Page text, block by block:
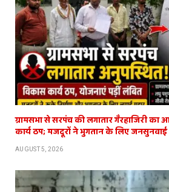
ग्रामसभा से सरपंच की लगातार गैरहाजिरी का
कार्य ठप; मजदूरों ने भुगतान के लिए जनसुनवाई
AUGUST 5, 2026